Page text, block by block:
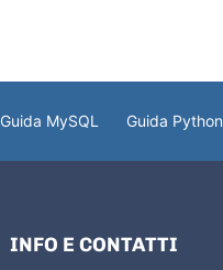
Guida MySQL Guida Python
INFO E CONTATTI